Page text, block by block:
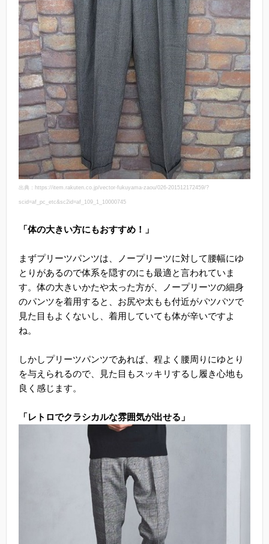
出典：https://item.rakuten.co.jp/vector-fukuyama-zaou/026-201512172459/?
scid=af_pc_etc&sc2id=af_109_1_10000745
「体の大きい方にもおすすめ！」
まずプリーツパンツは、ノープリーツに対して腰幅にゆ
とりがあるので体系を隠すのにも最適と言われていま
す。体の大きいかたや太った方が、ノープリーツの細身
のパンツを着用すると、お尻や太もも付近がパツパツで
見た目もよくないし、着用していても体が辛いですよ
ね。
しかしプリーツパンツであれば、程よく腰周りにゆとり
を与えられるので、見た目もスッキリするし履き心地も
良く感じます。
「レトロでクラシカルな雰囲気が出せる」